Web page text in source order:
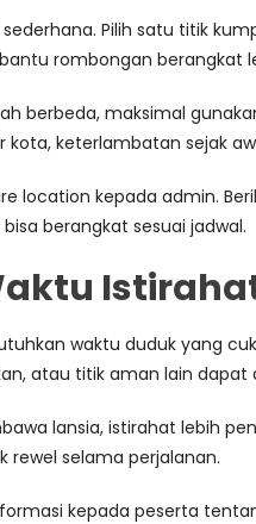
Pilih satu titik
rombongan berangkat
berbeda, maksimal
kota, keterlambatan sejak
location kepada admin.
berangkat sesuai jadwal.
waktu duduk yang
atau titik aman lain
lansia, istirahat lebih
selama perjalanan.
kepada peserta